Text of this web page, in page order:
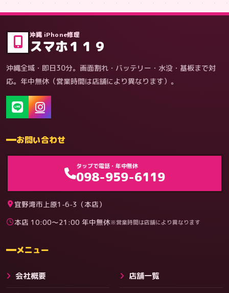
症状・内容から
料金
沖縄 iPhone修理
スマホ１１９
沖縄全域・即日30分。画面割れ・バッテリー・水没・基板まで対
応。年中無休（営業時間は店舗により異なります）。
お問い合わせ
タップで電話・年中無休
098-959-6119
宜野湾市上原1-6-3（本店）
本店 10:00〜21:00 年中無休※営業時間は店舗により異なります
メニュー
会社概要 店舗一覧